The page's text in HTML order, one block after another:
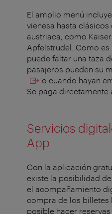
El amplio menú
vienesa hasta
austriaca, como
Apfelstrudel. Como
puede faltar una taza
pasajeros pueden su
o cuando hayan
Se paga directamente
Servicios
App
Con la aplicación
existe la posibilidad
el acompañamiento
compra de los billetes
posible hacer